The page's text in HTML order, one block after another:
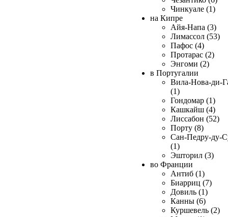
Чинкуале (1)
на Кипре
Айя-Напа (3)
Лимассол (53)
Пафос (4)
Протарас (2)
Энгоми (2)
в Португалии
Вила-Нова-ди-
(1)
Гондомар (1)
Кашкайш (4)
Лиссабон (52)
Порту (8)
Сан-Педру-ду-
(1)
Эшторил (3)
во Франции
Антиб (1)
Биарриц (7)
Довиль (1)
Канны (6)
Куршевель (2)